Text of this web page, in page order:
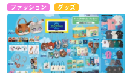
ファッション グッズ